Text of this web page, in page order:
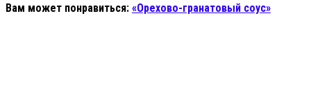
Вам может понравиться: «Орехово-гранатовый соус»